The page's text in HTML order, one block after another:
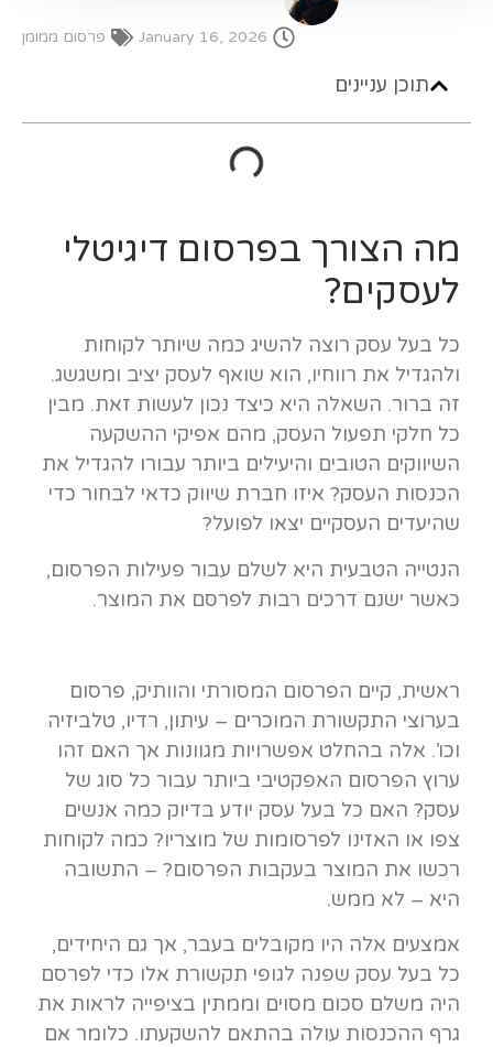
January 16, 2026 פרסום ממומן
תוכן עניינים
מה הצורך בפרסום דיגיטלי
לעסקים?
כל בעל עסק רוצה להשיג כמה שיותר לקוחות
ולהגדיל את רווחיו, הוא שואף לעסק יציב ומשגשג.
זה ברור. השאלה היא כיצד נכון לעשות זאת. מבין
כל חלקי תפעול העסק, מהם אפיקי ההשקעה
השיווקים הטובים והיעילים ביותר עבורו להגדיל את
הכנסות העסק? איזו חברת שיווק כדאי לבחור כדי
שהיעדים העסקיים יצאו לפועל?
הנטייה הטבעית היא לשלם עבור פעילות הפרסום,
כאשר ישנם דרכים רבות לפרסם את המוצר.
ראשית, קיים הפרסום המסורתי והוותיק, פרסום
בערוצי התקשורת המוכרים – עיתון, רדיו, טלביזיה
וכו’. אלה בהחלט אפשרויות מגוונות אך האם זהו
ערוץ הפרסום האפקטיבי ביותר עבור כל סוג של
עסק? האם כל בעל עסק יודע בדיוק כמה אנשים
צפו או האזינו לפרסומות של מוצריו? כמה לקוחות
רכשו את המוצר בעקבות הפרסום? – התשובה
היא – לא ממש.
אמצעים אלה היו מקובלים בעבר, אך גם היחידים,
כל בעל עסק שפנה לגופי תקשורת אלו כדי לפרסם
היה משלם סכום מסוים וממתין בציפייה לראות את
גרף ההכנסות עולה בהתאם להשקעתו. כלומר אם